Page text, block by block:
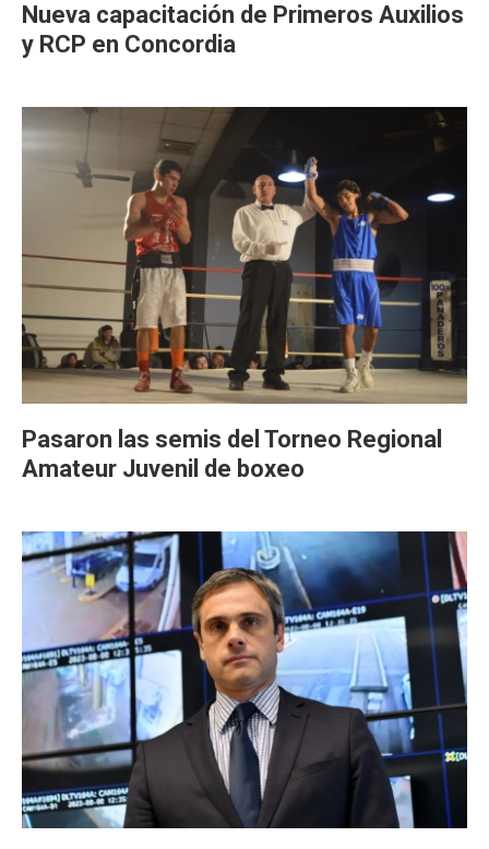
Nueva capacitación de Primeros Auxilios
y RCP en Concordia
Pasaron las semis del Torneo Regional
Amateur Juvenil de boxeo